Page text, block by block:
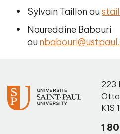
Sylvain Taillon au
Noureddine Babouri
au
223
K1S
1